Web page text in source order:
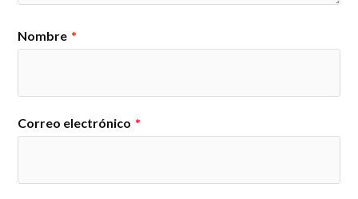
Nombre *
Correo electrónico *